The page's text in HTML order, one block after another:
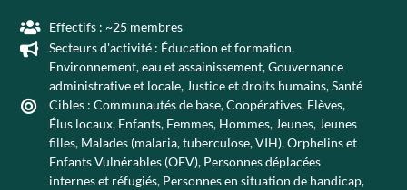
Effectifs : ~25 membres
Secteurs d'activité : Éducation et formation,
Environnement, eau et assainissement,Gouvernance
administrative et locale, Justice et droits humains,Santé
Cibles :Communautés de base,Coopératives, Elèves,
Élus locaux, Enfants, Femmes, Hommes, Jeunes, Jeunes
filles, Malades (malaria, tuberculose, VIH),Orphelins et
Enfants Vulnérables (OEV), Personnes déplacées
internes et réfugiés, Personnes en situation de handicap,